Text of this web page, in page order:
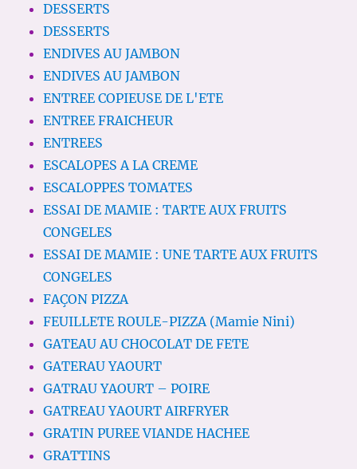
DESSERTS
DESSERTS
ENDIVES AU JAMBON
ENDIVES AU JAMBON
ENTREE COPIEUSE DE L'ETE
ENTREE FRAICHEUR
ENTREES
ESCALOPES A LA CREME
ESCALOPPES TOMATES
ESSAI DE MAMIE : TARTE AUX FRUITS
CONGELES
ESSAI DE MAMIE : UNE TARTE AUX FRUITS
CONGELES
FAÇON PIZZA
FEUILLETE ROULE-PIZZA (Mamie Nini)
GATEAU AU CHOCOLAT DE FETE
GATERAU YAOURT
GATRAU YAOURT – POIRE
GATREAU YAOURT AIRFRYER
GRATIN PUREE VIANDE HACHEE
GRATTINS